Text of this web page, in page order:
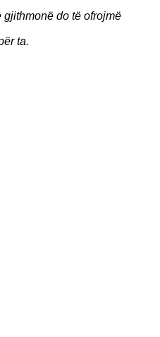
gjithmonë do të ofrojmë
ta.